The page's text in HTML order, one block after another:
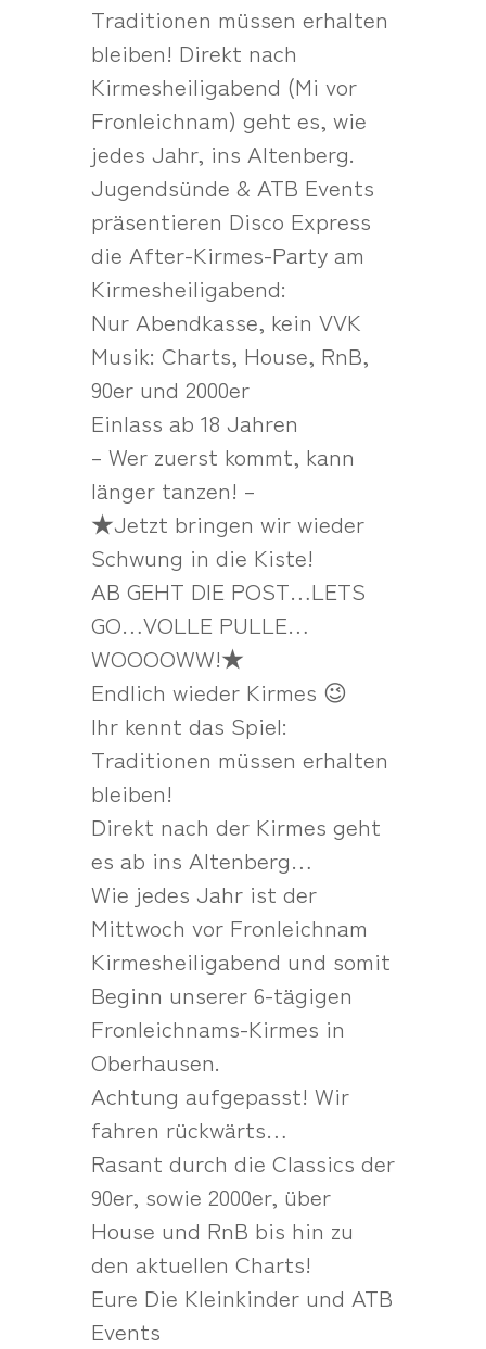
Traditionen müssen erhalten
bleiben! Direkt nach
Kirmesheiligabend (Mi vor
Fronleichnam) geht es, wie
jedes Jahr, ins Altenberg.
Jugendsünde & ATB Events
präsentieren Disco Express
die After-Kirmes-Party am
Kirmesheiligabend:
Nur Abendkasse, kein VVK
Musik: Charts, House, RnB,
90er und 2000er
Einlass ab 18 Jahren
– Wer zuerst kommt, kann
länger tanzen! –
★Jetzt bringen wir wieder
Schwung in die Kiste!
AB GEHT DIE POST…LETS
GO…VOLLE PULLE…
WOOOOWW!★
Endlich wieder Kirmes 😉
Ihr kennt das Spiel:
Traditionen müssen erhalten
bleiben!
Direkt nach der Kirmes geht
es ab ins Altenberg…
Wie jedes Jahr ist der
Mittwoch vor Fronleichnam
Kirmesheiligabend und somit
Beginn unserer 6-tägigen
Fronleichnams-Kirmes in
Oberhausen.
Achtung aufgepasst! Wir
fahren rückwärts…
Rasant durch die Classics der
90er, sowie 2000er, über
House und RnB bis hin zu
den aktuellen Charts!
Eure Die Kleinkinder und ATB
Events